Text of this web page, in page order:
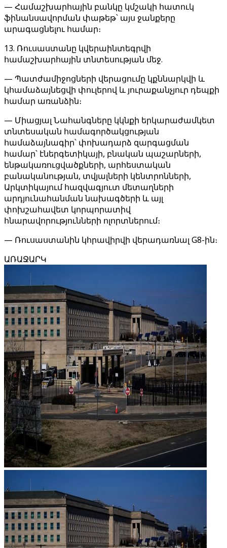
— Համաշխարհային բանկը կմշակի հատուկ
ֆինանսավորման փաթեթ՝ այս ջանքերը
արագացնելու համար։
13. Ռուսաստանը կվերաինտեգրվի
համաշխարհային տնտեսության մեջ.
— Պատժամիջոցների վերացումը կքննարկվի և
կհամաձայնեցվի փուլերով և յուրաքանչյուր դեպքի
համար առանձին։
— Միացյալ Նահանգները կկնքի երկարաժամկետ
տնտեսական համագործակցության
համաձայնագիր՝ փոխադարձ զարգացման
համար՝ էներգետիկայի, բնական պաշարների,
ենթակառուցվածքների, արհեստական ​​
բանականության, տվյալների կենտրոնների,
Արկտիկայում հազվագյուտ մետաղների
արդյունահանման նախագծերի և այլ
փոխշահավետ կորպորատիվ
հնարավորությունների ոլորտներում։
— Ռուսաստանին կհրավիրվի վերադառնալ G8-ին։
ԱՌԱՋԱՐԿ